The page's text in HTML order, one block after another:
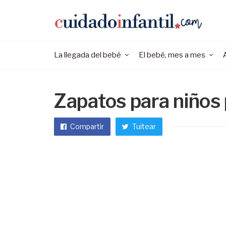
La llegada del bebé El bebé, mes a mes
Zapatos para
Compartir Tuitear